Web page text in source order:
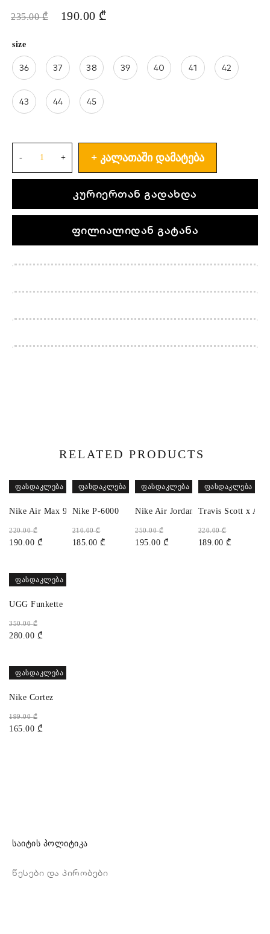
235.00₾ 190.00 ₾
size
36 37 38 39 40 41 42
43 44 45
ᲙᲐᲚᲐᲗᲐᲨᲘ ᲓᲐᲛᲐᲢᲔᲑᲐ
კურიერთან გადახდა
ფილიალიდან გატანა
RELATED PRODUCTS
ᲤᲐᲡᲓᲐᲙᲚᲔᲑᲐ
Nike Air Max 90
220.00₾
190.00 ₾
ᲤᲐᲡᲓᲐᲙᲚᲔᲑᲐ
Nike P-6000
210.00₾
185.00 ₾
ᲤᲐᲡᲓᲐᲙᲚᲔᲑᲐ
Nike Air Jordan 1 High 85
250.00₾
195.00 ₾
ᲤᲐᲡᲓᲐᲙᲚᲔᲑᲐ
Travis Scott x Air
220.00₾
189.00 ₾
ᲤᲐᲡᲓᲐᲙᲚᲔᲑᲐ
UGG Funkette
350.00₾
280.00 ₾
ᲤᲐᲡᲓᲐᲙᲚᲔᲑᲐ
Nike Cortez
199.00₾
165.00 ₾
საიტის პოლიტიკა
წესები და პირობები